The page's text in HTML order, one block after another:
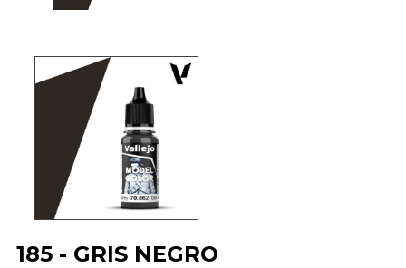
185 - GRIS NEGRO